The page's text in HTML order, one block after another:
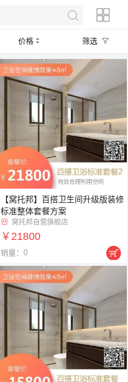
价格 筛选
【窝托邦】百搭卫生间升级版装修
标准整体套餐方案
 窝托邦自营旗舰店
￥21800
销量：0 